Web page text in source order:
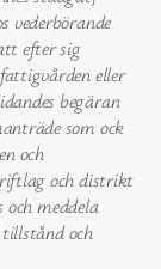
vederbörande
efter sig
eller
begäran
som ock
och
och distrikt
meddela
och